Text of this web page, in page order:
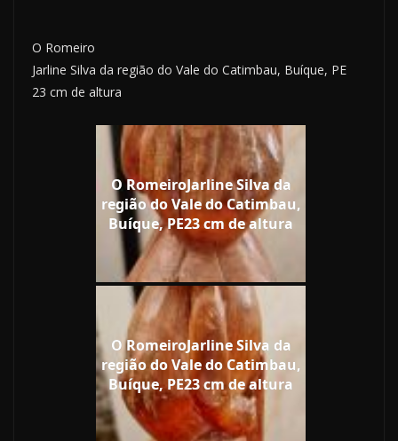
O Romeiro
Jarline Silva da região do Vale do Catimbau, Buíque, PE
23 cm de altura
O RomeiroJarline Silva da
região do Vale do Catimbau,
Buíque, PE23 cm de altura
O RomeiroJarline Silva da
região do Vale do Catimbau,
Buíque, PE23 cm de altura